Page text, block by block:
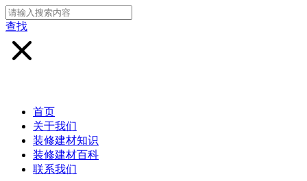
查找
首页
关于我们
装修建材知识
装修建材百科
联系我们